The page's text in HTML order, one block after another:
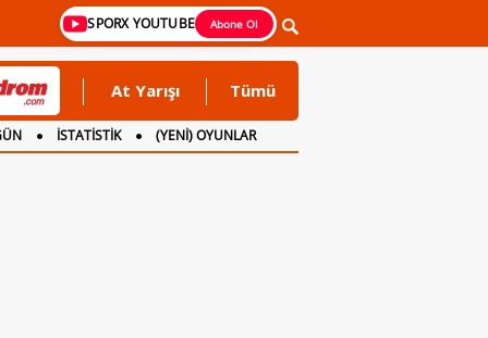
SPORX YOUTUBE Abone Ol
At Yarışı Tümü
İSTATİSTİK
(YENİ) OYUNLAR